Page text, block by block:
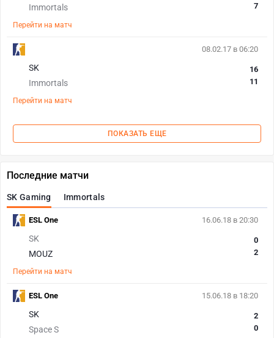
Immortals
7
Перейти на матч
08.02.17 в 06:20
SK
Immortals
16
11
Перейти на матч
ПОКАЗАТЬ ЕЩЕ
Последние матчи
SK Gaming Immortals
16.06.18 в 20:30
SK
MOUZ
0
2
Перейти на матч
ESL One
15.06.18 в 18:20
SK
Space S
2
0
ESL One